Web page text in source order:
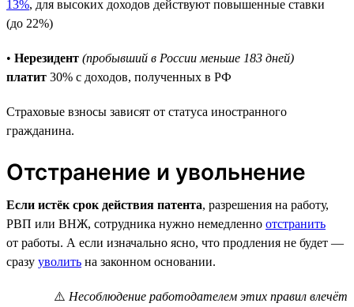
13%, для высоких доходов действуют повышенные ставки
(до 22%)
• Нерезидент (пробывший в России меньше 183 дней)
платит 30% с доходов, полученных в РФ
Страховые взносы зависят от статуса иностранного
гражданина.
Отстранение и увольнение
Если истёк срок действия патента, разрешения на работу,
РВП или ВНЖ, сотрудника нужно немедленно отстранить
от работы. А если изначально ясно, что продления не будет —
сразу уволить на законном основании.
⚠️ Несоблюдение работодателем этих правил влечёт